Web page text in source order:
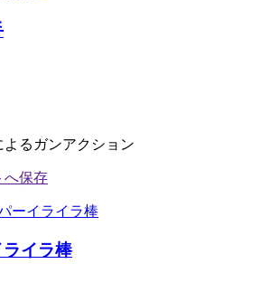
よるガンアクション
イラ棒